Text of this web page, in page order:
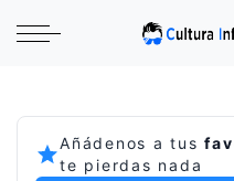
Añádenos a tus
te pierdas nada